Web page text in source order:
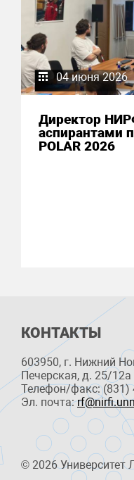
04 июня 2026
Директор
аспирантами
POLAR 2026
КОНТАКТЫ
603950, г. Нижний
Печерская, д. 25/12a
Телефон/факс: (831)
Эл. почта:
© 2026 Университет